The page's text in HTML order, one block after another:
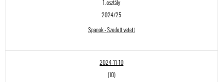
1. osztály
2024/25
Spanok - Szedett vetett
2024-11-10
(10)